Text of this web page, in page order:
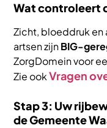
Wat controleert
Zicht, bloeddruk en
artsen zijnBIG-
ZorgDomein voor
Zie ookVragen
Stap 3: Uw
de Gemeente